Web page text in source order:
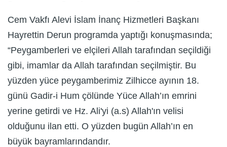
Cem Vakfı Alevi İslam İnanç Hizmetleri Başkanı
Hayrettin Derun programda yaptığı konuşmasında;
“Peygamberleri ve elçileri Allah tarafından seçildiği
gibi, imamlar da Allah tarafından seçilmiştir. Bu
yüzden yüce peygamberimiz Zilhicce ayının 18.
günü Gadir-i Hum çölünde Yüce Allah’ın emrini
yerine getirdi ve Hz. Ali'yi (a.s) Allah'ın velisi
olduğunu ilan etti. O yüzden bugün Allah’ın en
büyük bayramlarındandır.